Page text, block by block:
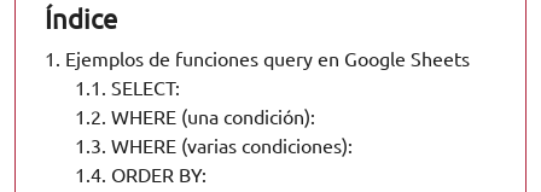
Índice
1. Ejemplos de funciones query en Google Sheets
1.1. SELECT:
1.2. WHERE (una condición):
1.3. WHERE (varias condiciones):
1.4. ORDER BY: